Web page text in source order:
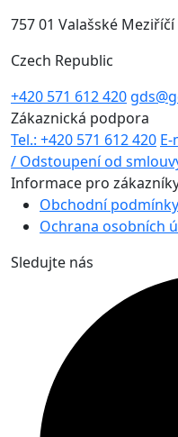
757 01 Valašské Meziříčí
Czech Republic
+420 571 612 420
Zákaznická podpora
Tel.: +420 571 612 420
/ Odstoupení od
Informace pro
Obchodní podmínky
Ochrana osobních
Sledujte nás